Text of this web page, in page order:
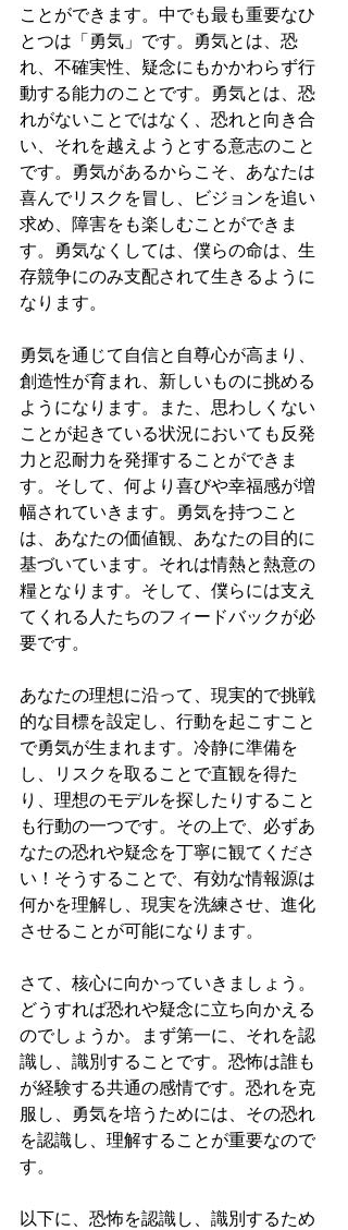
ことができます。中でも最も重要なひ
とつは「勇気」です。勇気とは、恐
れ、不確実性、疑念にもかかわらず行
動する能力のことです。勇気とは、恐
れがないことではなく、恐れと向き合
い、それを越えようとする意志のこと
です。勇気があるからこそ、あなたは
喜んでリスクを冒し、ビジョンを追い
求め、障害をも楽しむことができま
す。勇気なくしては、僕らの命は、生
存競争にのみ支配されて生きるように
なります。
勇気を通じて自信と自尊心が高まり、
創造性が育まれ、新しいものに挑める
ようになります。また、思わしくない
ことが起きている状況においても反発
力と忍耐力を発揮することができま
す。そして、何より喜びや幸福感が増
幅されていきます。勇気を持つこと
は、あなたの価値観、あなたの目的に
基づいています。それは情熱と熱意の
糧となります。そして、僕らには支え
てくれる人たちのフィードバックが必
要です。
あなたの理想に沿って、現実的で挑戦
的な目標を設定し、行動を起こすこと
で勇気が生まれます。冷静に準備を
し、リスクを取ることで直観を得た
り、理想のモデルを探したりすること
も行動の一つです。その上で、必ずあ
なたの恐れや疑念を丁寧に観てくださ
い！そうすることで、有効な情報源は
何かを理解し、現実を洗練させ、進化
させることが可能になります。
さて、核心に向かっていきましょう。
どうすれば恐れや疑念に立ち向かえる
のでしょうか。まず第一に、それを認
識し、識別することです。恐怖は誰も
が経験する共通の感情です。恐れを克
服し、勇気を培うためには、その恐れ
を認識し、理解することが重要なので
す。
以下に、恐怖を認識し、識別するため